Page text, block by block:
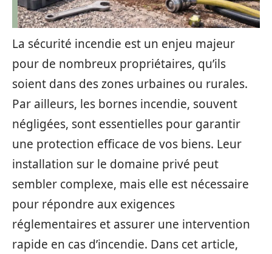
La sécurité incendie est un enjeu majeur
pour de nombreux propriétaires, qu’ils
soient dans des zones urbaines ou rurales.
Par ailleurs, les bornes incendie, souvent
négligées, sont essentielles pour garantir
une protection efficace de vos biens. Leur
installation sur le domaine privé peut
sembler complexe, mais elle est nécessaire
pour répondre aux exigences
réglementaires et assurer une intervention
rapide en cas d’incendie. Dans cet article,